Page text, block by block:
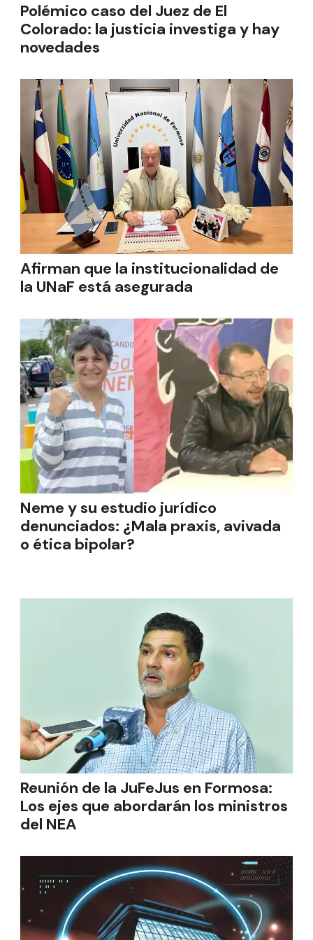
Polémico caso del Juez de El
Colorado: la justicia investiga y hay
novedades
Afirman que la institucionalidad de
la UNaF está asegurada
Neme y su estudio jurídico
denunciados: ¿Mala praxis, avivada
o ética bipolar?
Reunión de la JuFeJus en Formosa:
Los ejes que abordarán los ministros
del NEA